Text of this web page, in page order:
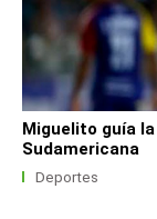
Miguelito guía
Sudamericana
Deportes